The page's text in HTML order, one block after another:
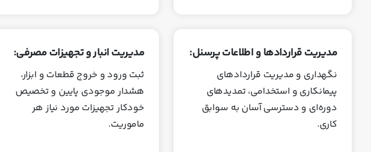
مدیریت قراردادها و اطلاعات پرسنل:
نگهداری و مدیریت قراردادهای
پیمانکاری و استخدامی، تمدیدهای
دوره‌ای و دسترسی آسان به سوابق
کاری.
مدیریت انبار و تجهیزات مصرفی:
ثبت ورود و خروج قطعات و ابزار،
هشدار موجودی پایین و تخصیص
خودکار تجهیزات مورد نیاز هر
ماموریت.